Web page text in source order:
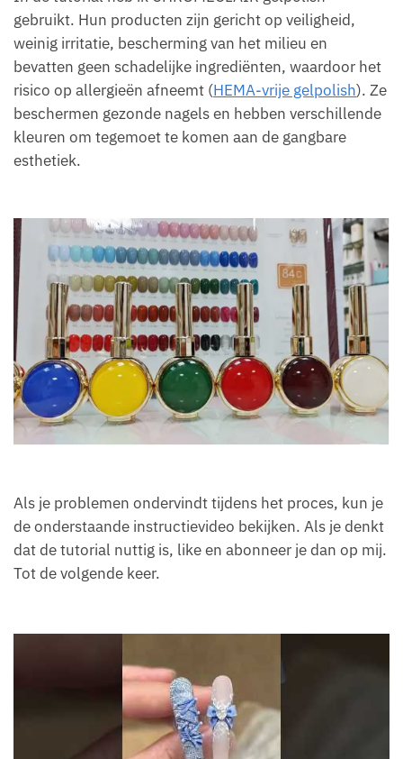
gebruikt. Hun producten zijn gericht op veiligheid,
weinig irritatie, bescherming van het milieu en
bevatten geen schadelijke ingrediënten, waardoor het
risico op allergieën afneemt (HEMA-vrije gelpolish). Ze
beschermen gezonde nagels en hebben verschillende
kleuren om tegemoet te komen aan de gangbare
esthetiek.
Als je problemen ondervindt tijdens het proces, kun je
de onderstaande instructievideo bekijken. Als je denkt
dat de tutorial nuttig is, like en abonneer je dan op mij.
Tot de volgende keer.